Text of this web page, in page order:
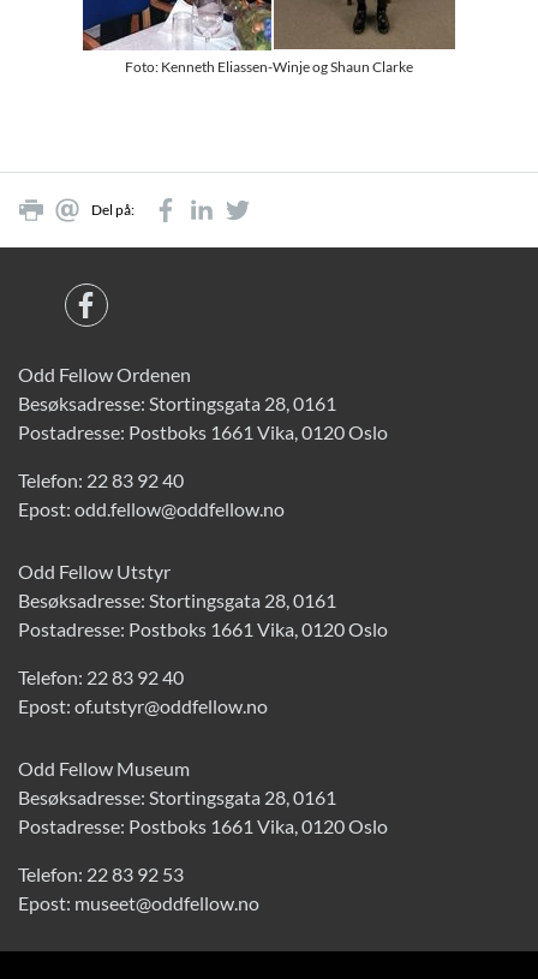
Foto: Kenneth Eliassen-Winje og Shaun Clarke
Del på:
Odd Fellow Ordenen
Besøksadresse: Stortingsgata 28, 0161
Postadresse: Postboks 1661 Vika, 0120 Oslo
Telefon: 22 83 92 40
Epost: odd.fellow@oddfellow.no
Odd Fellow Utstyr
Besøksadresse: Stortingsgata 28, 0161
Postadresse: Postboks 1661 Vika, 0120 Oslo
Telefon: 22 83 92 40
Epost: of.utstyr@oddfellow.no
Odd Fellow Museum
Besøksadresse: Stortingsgata 28, 0161
Postadresse: Postboks 1661 Vika, 0120 Oslo
Telefon: 22 83 92 53
Epost: museet@oddfellow.no